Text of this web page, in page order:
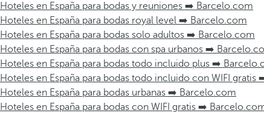
Hoteles en España para bodas y reuniones ➡️ Barcelo.com
Hoteles en España para bodas royal level ➡️ Barcelo.com
Hoteles en España para bodas solo adultos ➡️ Barcelo.com
Hoteles en España para bodas con spa urbanos ➡️
Hoteles en España para bodas todo incluido plus ➡️
Hoteles en España para bodas todo incluido con WIFI
Hoteles en España para bodas urbanas ➡️ Barcelo.com
Hoteles en España para bodas con WIFI gratis ➡️